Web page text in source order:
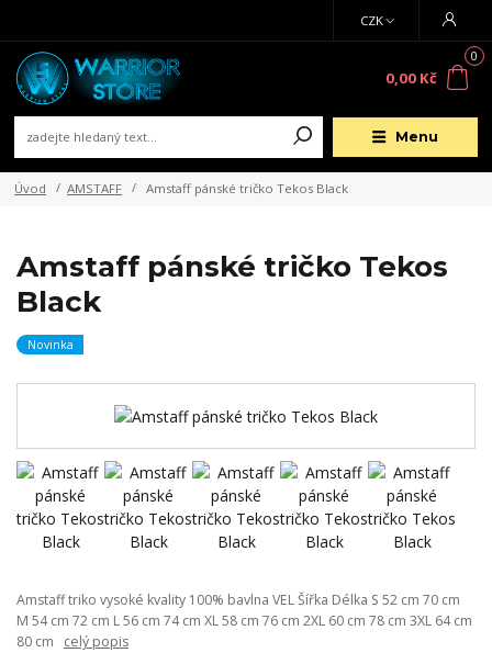
Menu
CZK
0
0,00 Kč
Úvod AMSTAFF Amstaff pánské tričko Tekos Black
Amstaff pánské tričko Tekos
Black
Novinka
Amstaff triko vysoké kvality 100% bavlna VEL Šířka Délka S 52 cm 70 cm
M 54 cm 72 cm L 56 cm 74 cm XL 58 cm 76 cm 2XL 60 cm 78 cm 3XL 64 cm
80 cm celý popis